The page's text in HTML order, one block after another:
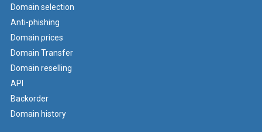
Domain selection
Anti-phishing
Domain prices
Domain Transfer
Domain reselling
API
Backorder
Domain history